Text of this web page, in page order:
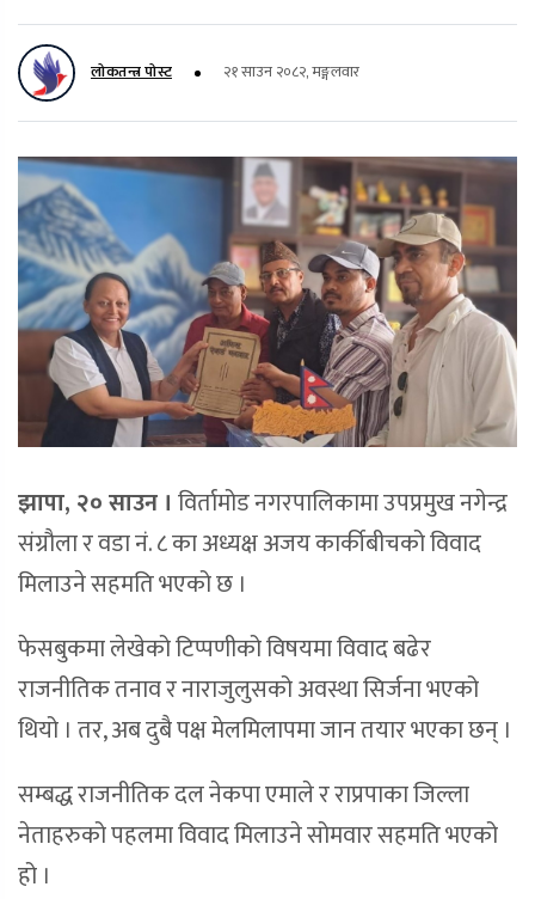
लोकतन्त्र पोस्ट २१ साउन २०८२, मङ्गलवार
झापा, २० साउन । विर्तामोड नगरपालिकामा उपप्रमुख नगेन्द्र
संग्रौला र वडा नं. ८ का अध्यक्ष अजय कार्कीबीचको विवाद
मिलाउने सहमति भएको छ ।
फेसबुकमा लेखेको टिप्पणीको विषयमा विवाद बढेर
राजनीतिक तनाव र नाराजुलुसको अवस्था सिर्जना भएको
थियो । तर, अब दुबै पक्ष मेलमिलापमा जान तयार भएका छन् ।
सम्बद्ध राजनीतिक दल नेकपा एमाले र राप्रपाका जिल्ला
नेताहरुको पहलमा विवाद मिलाउने सोमवार सहमति भएको
हो ।